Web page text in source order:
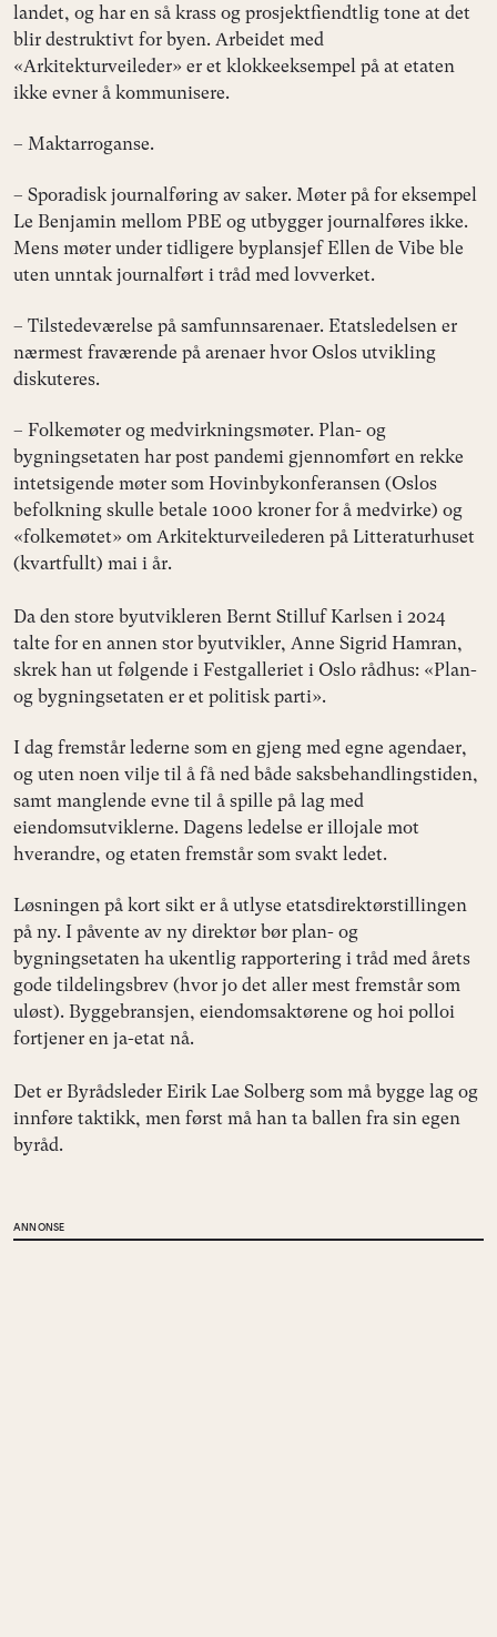
landet, og har en så krass og prosjektfiendtlig tone at det
blir destruktivt for byen. Arbeidet med
«Arkitekturveileder» er et klokkeeksempel på at etaten
ikke evner å kommunisere.
– Maktarroganse.
– Sporadisk journalføring av saker. Møter på for eksempel
Le Benjamin mellom PBE og utbygger journalføres ikke.
Mens møter under tidligere byplansjef Ellen de Vibe ble
uten unntak journalført i tråd med lovverket.
– Tilstedeværelse på samfunnsarenaer. Etatsledelsen er
nærmest fraværende på arenaer hvor Oslos utvikling
diskuteres.
– Folkemøter og medvirkningsmøter. Plan- og
bygningsetaten har post pandemi gjennomført en rekke
intetsigende møter som Hovinbykonferansen (Oslos
befolkning skulle betale 1000 kroner for å medvirke) og
«folkemøtet» om Arkitekturveilederen på Litteraturhuset
(kvartfullt) mai i år.
Da den store byutvikleren Bernt Stilluf Karlsen i 2024
talte for en annen stor byutvikler, Anne Sigrid Hamran,
skrek han ut følgende i Festgalleriet i Oslo rådhus: «Plan-
og bygningsetaten er et politisk parti».
I dag fremstår lederne som en gjeng med egne agendaer,
og uten noen vilje til å få ned både saksbehandlingstiden,
samt manglende evne til å spille på lag med
eiendomsutviklerne. Dagens ledelse er illojale mot
hverandre, og etaten fremstår som svakt ledet.
Løsningen på kort sikt er å utlyse etatsdirektørstillingen
på ny. I påvente av ny direktør bør plan- og
bygningsetaten ha ukentlig rapportering i tråd med årets
gode tildelingsbrev (hvor jo det aller mest fremstår som
uløst). Byggebransjen, eiendomsaktørene og hoi polloi
fortjener en ja-etat nå.
Det er Byrådsleder Eirik Lae Solberg som må bygge lag og
innføre taktikk, men først må han ta ballen fra sin egen
byråd.
ANNONSE